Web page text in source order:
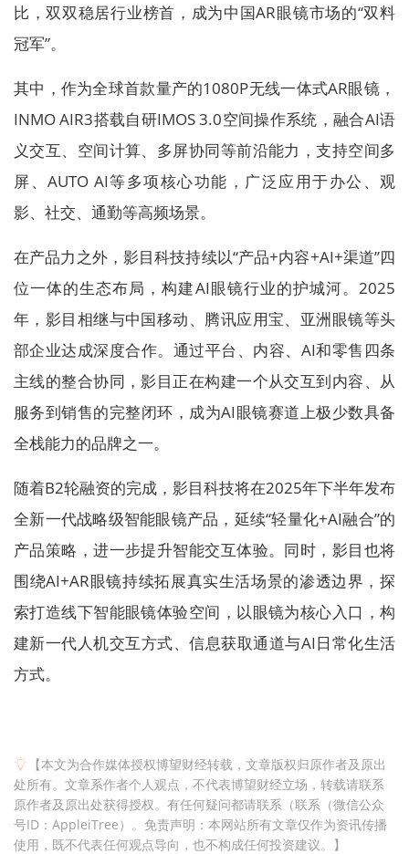
比，双双稳居行业榜首，成为中国AR眼镜市场的“双料
冠军”。
其中，作为全球首款量产的1080P无线一体式AR眼镜，
INMO AIR3搭载自研IMOS 3.0空间操作系统，融合AI语
义交互、空间计算、多屏协同等前沿能力，支持空间多
屏、AUTO AI等多项核心功能，广泛应用于办公、观
影、社交、通勤等高频场景。
在产品力之外，影目科技持续以“产品+内容+AI+渠道”四
位一体的生态布局，构建AI眼镜行业的护城河。2025
年，影目相继与中国移动、腾讯应用宝、亚洲眼镜等头
部企业达成深度合作。通过平台、内容、AI和零售四条
主线的整合协同，影目正在构建一个从交互到内容、从
服务到销售的完整闭环，成为AI眼镜赛道上极少数具备
全栈能力的品牌之一。
随着B2轮融资的完成，影目科技将在2025年下半年发布
全新一代战略级智能眼镜产品，延续“轻量化+AI融合”的
产品策略，进一步提升智能交互体验。同时，影目也将
围绕AI+AR眼镜持续拓展真实生活场景的渗透边界，探
索打造线下智能眼镜体验空间，以眼镜为核心入口，构
建新一代人机交互方式、信息获取通道与AI日常化生活
方式。
【本文为合作媒体授权博望财经转载，文章版权归原作者及原出
处所有。文章系作者个人观点，不代表博望财经立场，转载请联系
原作者及原出处获得授权。有任何疑问都请联系（联系（微信公众
号ID：AppleiTree）。免责声明：本网站所有文章仅作为资讯传播
使用，既不代表任何观点导向，也不构成任何投资建议。】